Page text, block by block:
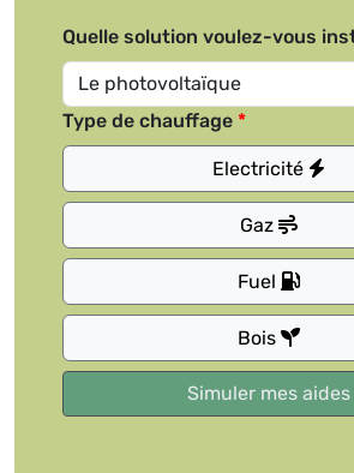
Quelle solution voulez-vous
Type de chauffage
Electricité
Gaz
Fuel
Bois